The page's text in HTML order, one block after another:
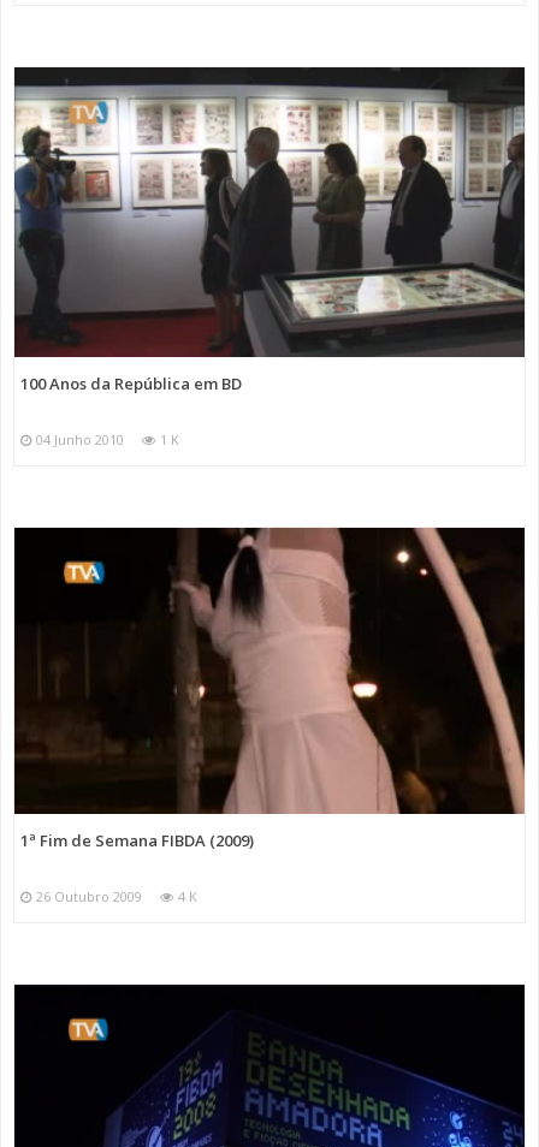
100 Anos da República em BD
04 Junho 2010 1 K
1ª Fim de Semana FIBDA (2009)
26 Outubro 2009 4 K